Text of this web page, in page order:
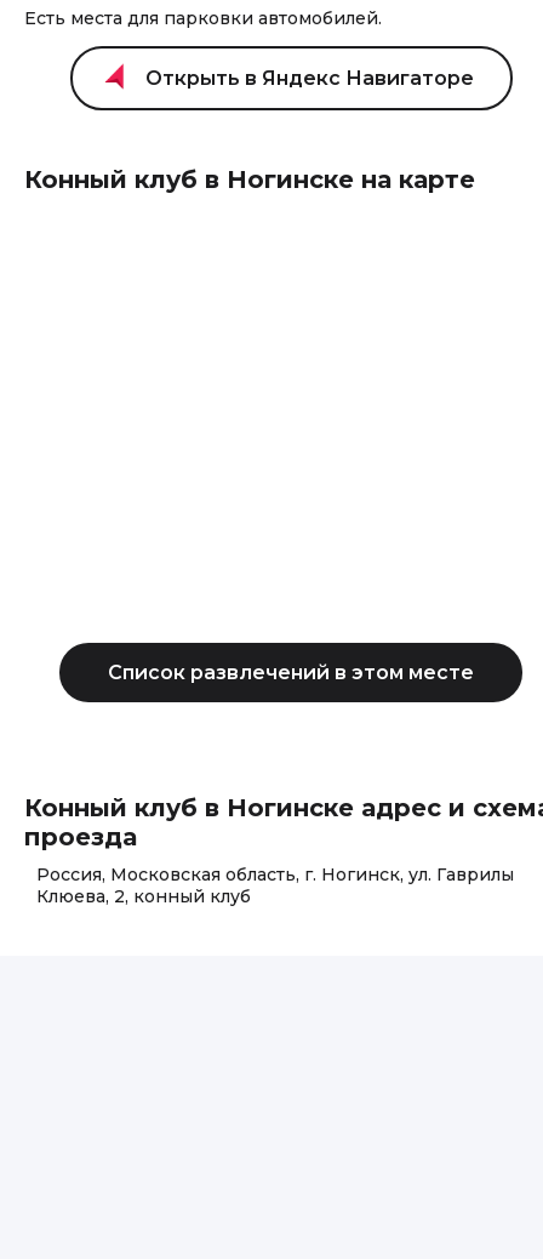
Есть места для парковки автомобилей.
Конный клуб в Ногинске на карте
Конный клуб в Ногинске адрес и
проезда
Россия, Московская область, г. Ногинск, ул. Гаврилы
Клюева, 2, конный клуб